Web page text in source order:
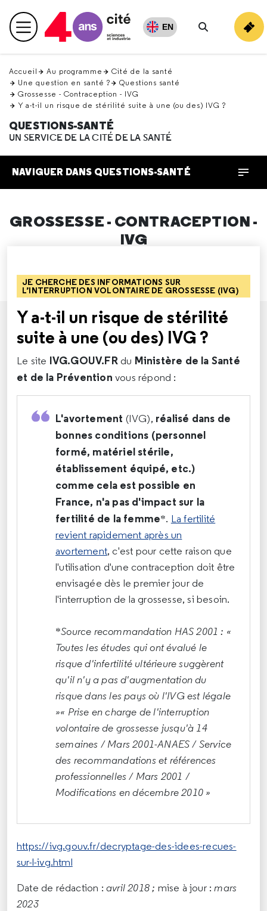
en
haut Menu principal EN
Rechercher
Accueil Au programme
Cité de la santé
Une question en santé ?
Questions santé
Grossesse - Contraception - IVG
Y a-t-il un risque de stérilité suite à une (ou des) IVG ?
QUESTIONS-SANTÉ
UN SERVICE DE LA CITÉ DE LA SANTÉ
NAVIGUER DANS QUESTIONS-SANTÉ
GROSSESSE - CONTRACEPTION -
IVG
JE CHERCHE DES INFORMATIONS SUR
L’INTERRUPTION VOLONTAIRE DE GROSSESSE (IVG)
Y a-t-il un risque de stérilité
suite à une (ou des) IVG ?
Le site IVG.GOUV.FRdu Ministère de la Santé
et de la Prévention vous répond :
L'avortement (IVG), réalisé dans de
bonnes conditions (personnel
formé, matériel stérile,
établissement équipé, etc.)
comme cela est possible en
France, n'a pas d'impact sur la
fertilité de la femme*. La fertilité
revient rapidement après un
avortement, c'est pour cette raison que
l'utilisation d'une contraception doit être
envisagée dès le premier jour de
l'interruption de la grossesse, si besoin.
*Source recommandation HAS 2001 : «
Toutes les études qui ont évalué le
risque d'infertilité ultérieure suggèrent
qu'il n'y a pas d'augmentation du
risque dans les pays où l'IVG est légale
»« Prise en charge de l'interruption
volontaire de grossesse jusqu'à 14
semaines / Mars 2001-ANAES / Service
des recommandations et références
professionnelles / Mars 2001 /
Modifications en décembre 2010 »
https://ivg.gouv.fr/decryptage-des-idees-recues-
sur-l-ivg.html
Date de rédaction : avril 2018 ; mise à jour :mars
2023